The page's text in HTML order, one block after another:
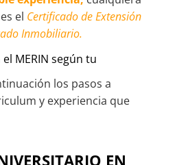
el Certificado de Extensión
Inmobiliario.
MERIN según tu
los pasos a
y experiencia que
EN